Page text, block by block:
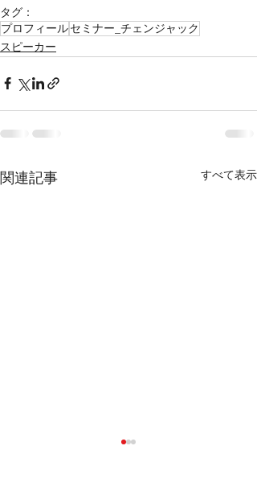
タグ：
プロフィールセミナー_チェンジャック
スピーカー
関連記事 すべて表示